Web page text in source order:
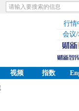
行情
会议/
视频 指数